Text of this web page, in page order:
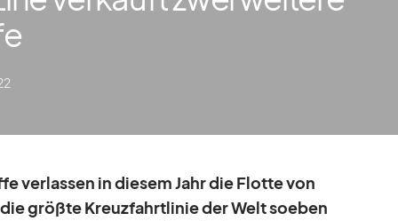
ver­las­sen in die­sem Jahr die Flotte von
größte Kreuz­fahrt­li­nie der Welt so­eben